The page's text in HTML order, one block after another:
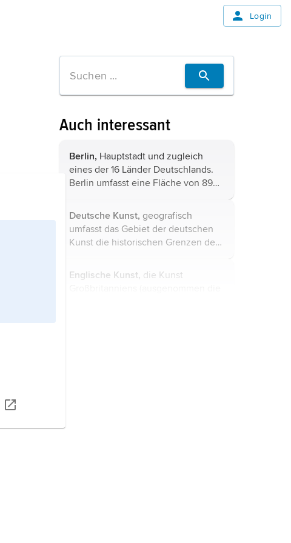
Login
Auch interessant
Berlin, Hauptstadt und zugleich
eines der 16 Länder Deutschlands.
Berlin umfasst eine Fläche von 892
und ist damit nach Fläche und
Bevölkerung die größte Stadt
Deutschlands. ...
Deutsche Kunst, geografisch
umfasst das Gebiet der deutschen
Kunst die historischen Grenzen des
Deutscher Nation.
Englische Kunst, die Kunst